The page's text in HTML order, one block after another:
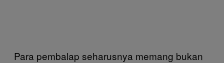
Para pembalap seharusnya memang bukan